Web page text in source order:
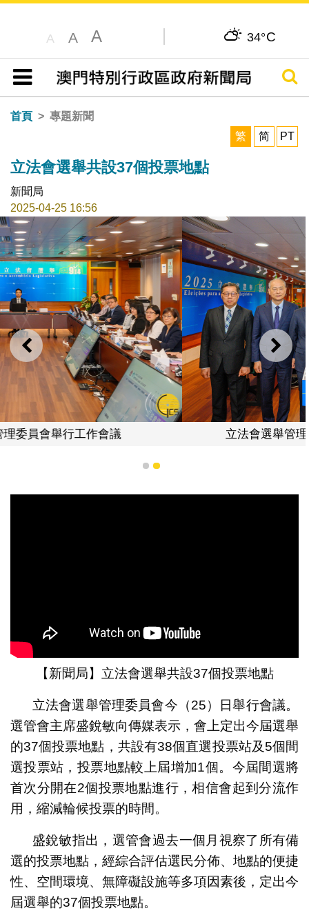
A A A 34°C
目錄
搜尋
首頁
專題新聞
繁
简 PT
立法會選舉共設37個投票地點
新聞局
2025-04-25 16:56
上一則 下一
立法會選舉管理委員會向傳媒介紹選務工作
1 2
【新聞局】立法會選舉共設37個投票地點
立法會選舉管理委員會今（25）日舉行會議。
選管會主席盛銳敏向傳媒表示，會上定出今屆選舉
的37個投票地點，共設有38個直選投票站及5個間
選投票站，投票地點較上屆增加1個。今屆間選將
首次分開在2個投票地點進行，相信會起到分流作
用，縮減輪候投票的時間。
盛銳敏指出，選管會過去一個月視察了所有備
選的投票地點，經綜合評估選民分佈、地點的便捷
性、空間環境、無障礙設施等多項因素後，定出今
屆選舉的37個投票地點。